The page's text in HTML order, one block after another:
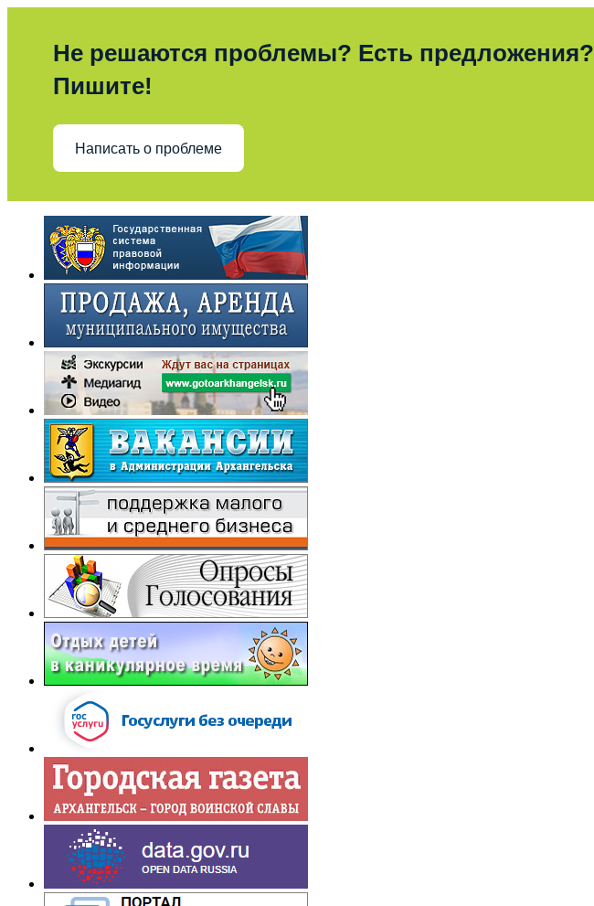
Не решаются проблемы? Есть предложения?
Пишите!
Написать о проблеме